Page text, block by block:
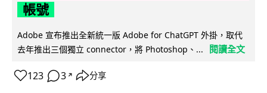
帳號
Adobe 宣布推出全新統一版 Adobe for ChatGPT 外掛，取代
去年推出三個獨立 connector，將 Photoshop、...
閱讀全文
123 3 ↗ 分享